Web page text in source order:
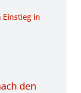
in
den